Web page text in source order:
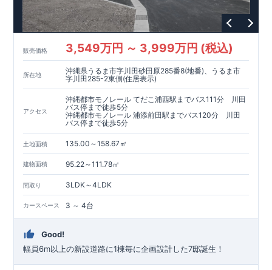
販売価格 3,549万円 ～ 3,999万円 (税込)
所在地
沖縄県うるま市字川田砂田原285番8(地番)、うるま市
字川田285-2東側(住居表示)
アクセス
沖縄都市モノレール てだこ浦西駅までバス111分 川田
バス停まで徒歩5分
沖縄都市モノレール 浦添前田駅までバス120分 川田
バス停まで徒歩5分
土地面積 135.00～158.67㎡
建物面積 95.22～111.78㎡
間取り 3LDK～4LDK
カースペース 3 ～ 4台
Good!
幅員6m以上の新設道路に1棟毎に企画設計した7邸誕生！